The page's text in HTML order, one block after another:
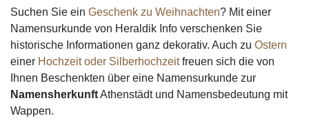
Suchen Sie ein Geschenk zu Weihnachten? Mit einer
Namensurkunde von Heraldik Info verschenken Sie
historische Informationen ganz dekorativ. Auch zu Ostern
einer Hochzeit oder Silberhochzeitfreuen sich die von
Ihnen Beschenkten über eine Namensurkunde zur
NamensherkunftAthenstädt und Namensbedeutung mit
Wappen.